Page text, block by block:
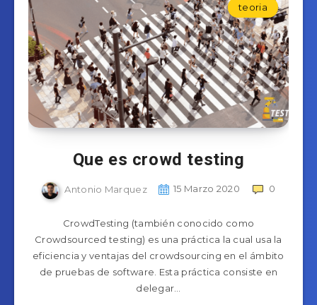
teoria
Que es crowd testing
Antonio Marquez 15 Marzo 2020 0
CrowdTesting (también conocido como
Crowdsourced testing) es una práctica la cual usa la
eficiencia y ventajas del crowdsourcing en el ámbito
de pruebas de software. Esta práctica consiste en
delegar…